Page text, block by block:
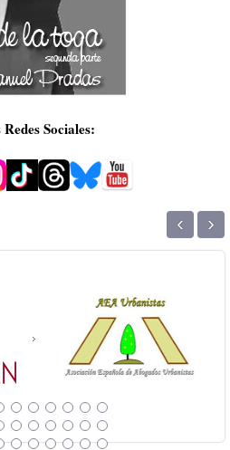
Sociales:
‹ ›